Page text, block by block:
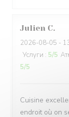
Julien C
2026-08-05 -
Услуги : 5/5
5/5
Cuisine
endroit où on